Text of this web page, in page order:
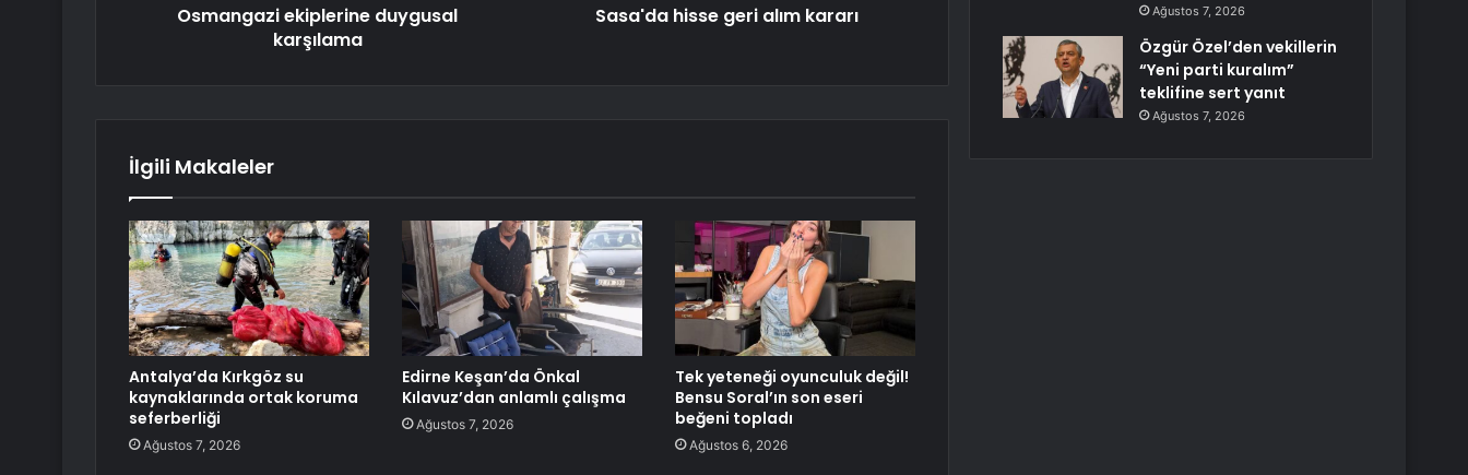
Osmangazi ekiplerine duygusal
karşılama
Sasa'da hisse geri alım kararı
İlgili Makaleler
Antalya’da Kırkgöz su
kaynaklarında ortak koruma
seferberliği
Ağustos 7, 2026
Edirne Keşan’da Önkal
Kılavuz’dan anlamlı çalışma
Ağustos 7, 2026
Tek yeteneği oyunculuk değil!
Bensu Soral’ın son eseri
beğeni topladı
Ağustos 6, 2026
Ağustos 7, 2026
Özgür Özel’den vekillerin
“Yeni parti kuralım”
teklifine sert yanıt
Ağustos 7, 2026